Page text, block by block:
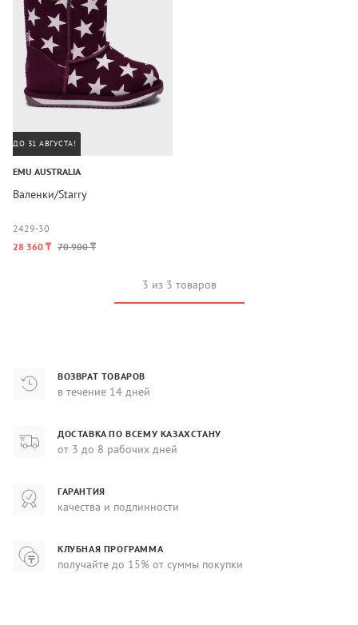
ДО 31 АВГУСТА!
EMU AUSTRALIA
Валенки/Starry
2429-30
28 360 ₸ 70 900 ₸
3 из 3 товаров
ВОЗВРАТ ТОВАРОВ
в течение 14 дней
ДОСТАВКА ПО ВСЕМУ КАЗАХСТАНУ
от 3 до 8 рабочих дней
ГАРАНТИЯ
качества и подлинности
КЛУБНАЯ ПРОГРАММА
получайте до 15% от суммы покупки